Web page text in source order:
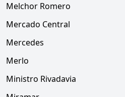
Melchor Romero
Mercado Central
Mercedes
Merlo
Ministro Rivadavia